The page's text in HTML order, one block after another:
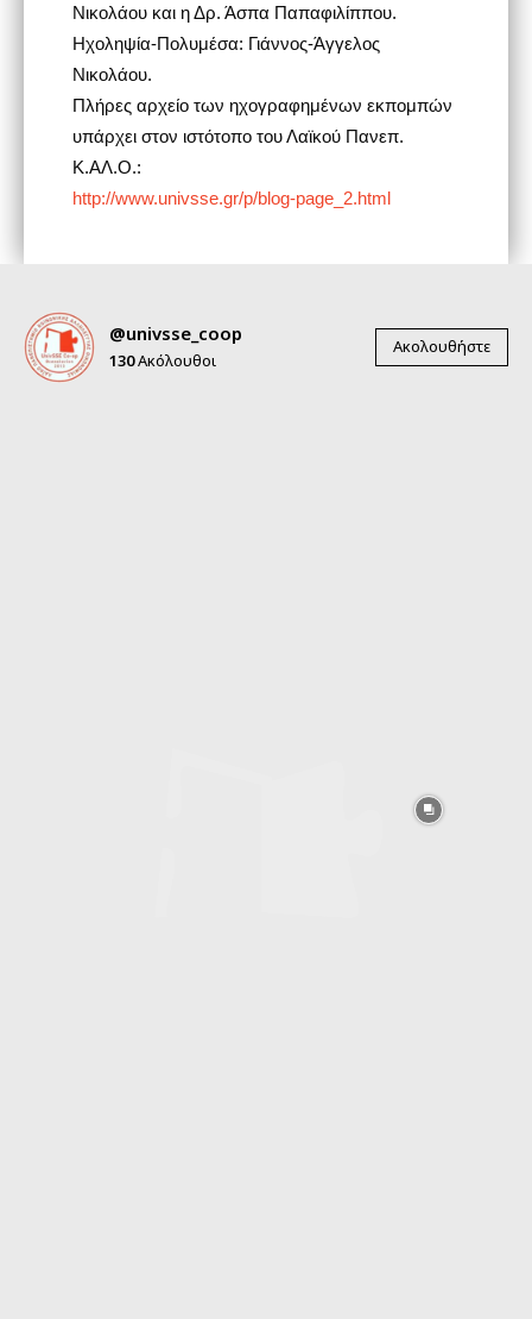
Νικολάου και η Δρ. Άσπα Παπαφιλίππου.
Ηχοληψία-Πολυμέσα: Γιάννος-Άγγελος
Νικολάου.
Πλήρες αρχείο των ηχογραφημένων εκπομπών
υπάρχει στον ιστότοπο του Λαϊκού Πανεπ.
Κ.ΑΛ.Ο.:
http://www.univsse.gr/p/blog-page_2.html
@univsse_coop
130Ακόλουθοι
Ακολουθήστε